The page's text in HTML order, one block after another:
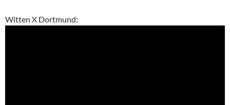
Witten X Dortmund: